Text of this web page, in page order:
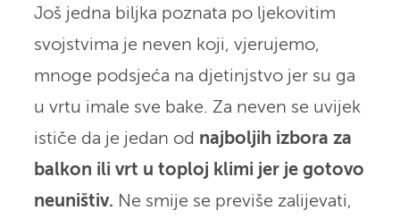
Još jedna biljka poznata po ljekovitim
svojstvima je neven koji, vjerujemo,
mnoge podsjeća na djetinjstvo jer su ga
u vrtu imale sve bake. Za neven se uvijek
ističe da je jedan od najboljih izbora za
balkon ili vrt u toploj klimi jer je gotovo
neuništiv. Ne smije se previše zalijevati,